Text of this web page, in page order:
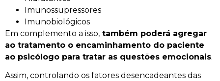
Imunossupressores
Imunobiológicos
Em complemento a isso, também poderá agregar
ao tratamento o encaminhamento do paciente
ao psicólogo para tratar as questões emocionais.
Assim, controlando os fatores desencadeantes das